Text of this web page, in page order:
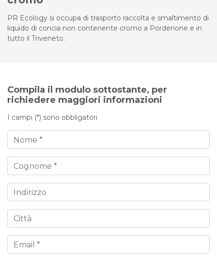
PR Ecology si occupa di trasporto raccolta e smaltimento di
liquido di concia non contenente cromo a Pordenone e in
tutto il Triveneto.
Compila il modulo sottostante, per
richiedere maggiori informazioni
I campi (*) sono obbligatori
Nome
Cognome
Indirizzo
Città
Email